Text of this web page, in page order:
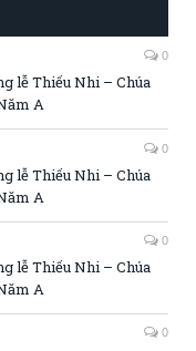
0
lễ Thiếu Nhi – Chúa
A
0
lễ Thiếu Nhi – Chúa
A
0
lễ Thiếu Nhi – Chúa
A
0